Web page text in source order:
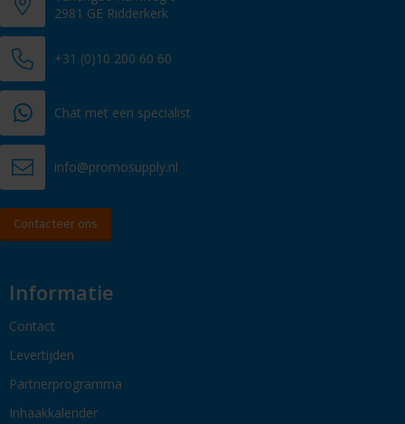
2981 GE Ridderkerk
+31 (0)10 200 60 60
Chat met een specialist
info@promosupply.nl
Contacteer ons
Informatie
Contact
Levertijden
Partnerprogramma
Inhaakkalender